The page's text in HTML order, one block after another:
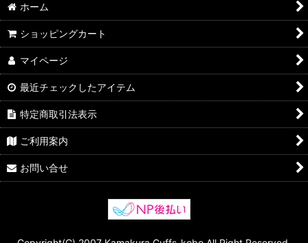
ホーム
ショッピングカート
マイページ
最近チェックしたアイテム
特定商取引法表示
ご利用案内
お問い合せ